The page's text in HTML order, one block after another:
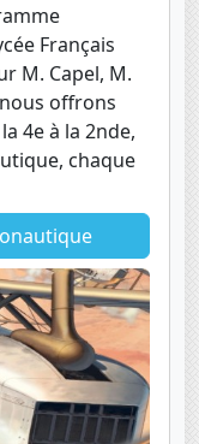
Français
M. Capel, M.
offrons
4e à la 2nde,
chaque